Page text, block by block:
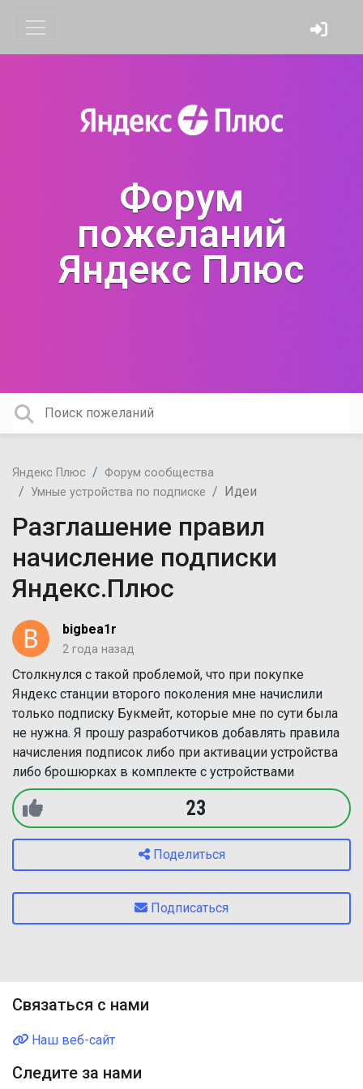
Форум
пожеланий
Яндекс Плюс
Яндекс Плюс
Форум сообщества
Умные устройства по подписке
Идеи
Разглашение правил
начисление подписки
Яндекс.Плюс
bigbea1r
2 года назад
Столкнулся с такой проблемой, что при покупке
Яндекс станции второго поколения мне начислили
только подписку Букмейт, которые мне по сути была
не нужна. Я прошу разработчиков добавлять правила
начисления подписок либо при активации устройства
либо брошюрках в комплекте с устройствами
23
Поделиться
Подписаться
Связаться с нами
Наш веб-сайт
Следите за нами